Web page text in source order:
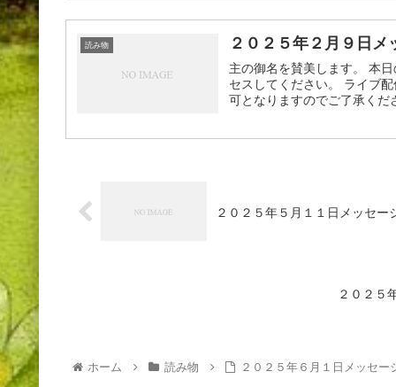
読み物 ２０２５年２月９日
主の御名を賛美します。 本
セスしてください。 ライブ
可となりますのでご了承くだ
２０２５年５月１１日メッセー
２０２５
ホーム 読み物 ２０２５年６月１日メッセー